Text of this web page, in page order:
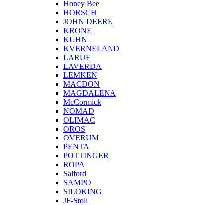
Honey Bee
HORSCH
JOHN DEERE
KRONE
KUHN
KVERNELAND
LARUE
LAVERDA
LEMKEN
MACDON
MAGDALENA
McCormick
NOMAD
OLIMAC
OROS
OVERUM
PENTA
POTTINGER
ROPA
Salford
SAMPO
SILOKING
JF-Stoll